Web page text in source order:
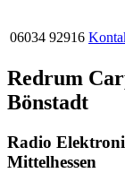
06034 92916
Redrum
Bönstadt
Radio E
Mittelhessen